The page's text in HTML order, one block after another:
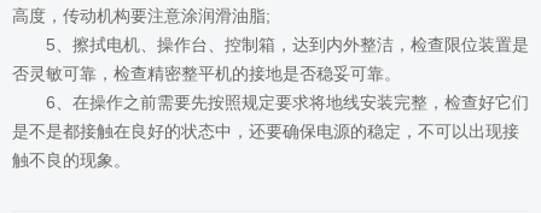
高度，传动机构要注意涂润滑油脂;
5、擦拭电机、操作台、控制箱，达到内外整洁，检查限位装置是
否灵敏可靠，检查精密整平机的接地是否稳妥可靠。
6、在操作之前需要先按照规定要求将地线安装完整，检查好它们
是不是都接触在良好的状态中，还要确保电源的稳定，不可以出现接
触不良的现象。